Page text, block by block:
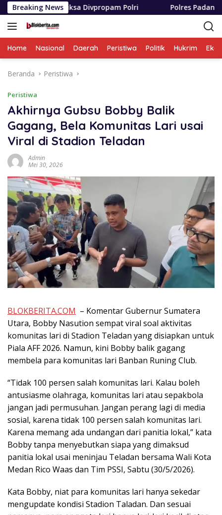
Langsung
ke
konten
Breaking News
Divpropam Polri Polres Padang Lawas Utara
Home Nasional Daerah Peristiwa Politik Hukrim
Beranda Peristiwa
Peristiwa
Akhirnya Gubsu Bobby Balik
Gagang, Bela Komunitas Lari usai
Viral di Stadion Teladan
Admin
Mei 30, 2026
BLOKBERITA.COM – Komentar Gubernur Sumatera
Utara, Bobby Nasution sempat viral soal aktivitas
komunitas lari di Stadion Teladan yang disiapkan untuk
Piala AFF 2026. Namun, kini Bobby balik gagang
membela para komunitas lari Banban Runing Club.
“Tidak 100 persen salah komunitas lari. Kalau boleh
antusiasme olahraga, komunitas lari atau sepakbola
jangan jadi permusuhan. Jangan perang lagi di media
sosial, karena tidak 100 persen salah komunitas lari.
Karena memang ada undangan dari panitia lokal,” kata
Bobby tanpa menyebutkan siapa yang dimaksud
panitia lokal usai meninjau Teladan bersama Wali Kota
Medan Rico Waas dan Tim PSSI, Sabtu (30/5/2026).
Kata Bobby, niat para komunitas lari hanya sekedar
mengupdate kondisi Stadion Taladan. Dan sesuai